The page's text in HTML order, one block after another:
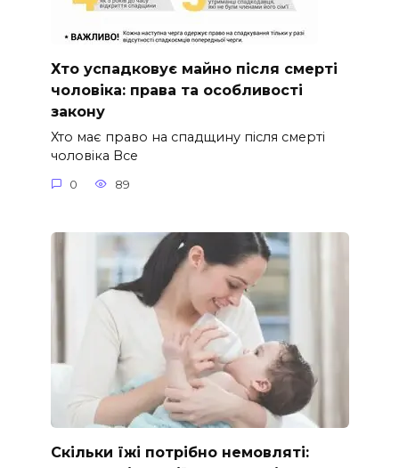
Хто успадковує майно після смерті
чоловіка: права та особливості
закону
Хто має право на спадщину після смерті
чоловіка Все
0 89
Скільки їжі потрібно немовляті: